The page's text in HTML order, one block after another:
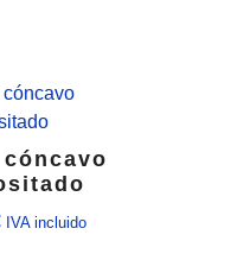
IVA incluido